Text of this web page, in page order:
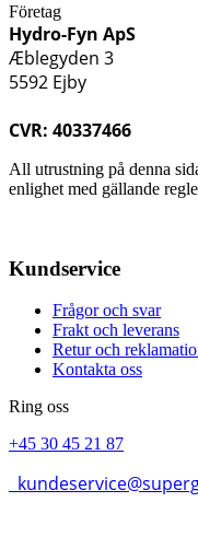
Företag
Hydro-Fyn ApS
Æblegyden 3
5592 Ejby
CVR: 40337466
All utrustning på denna
enlighet med gällande
Kundservice
Frågor och svar
Frakt och leverans
Retur och
Kontakta oss
Ring oss
+45 30 45 21 87